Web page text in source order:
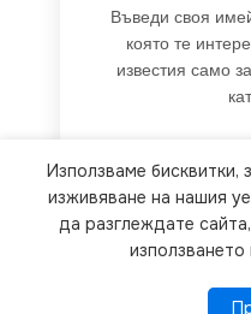
Въведи своя
която те
известия само
We use cookies to
website. By browsing
our use
ПОВЕЧЕ
Използваме
изживяване на нашия
да разглеждате
използването